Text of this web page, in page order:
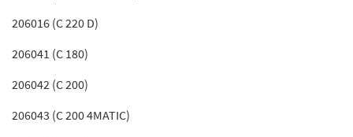
206016 (C 220 D)
206041 (C 180)
206042 (C 200)
206043 (C 200 4MATIC)